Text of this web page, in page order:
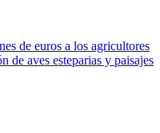
de euros a los agricultores
de aves esteparias y paisajes